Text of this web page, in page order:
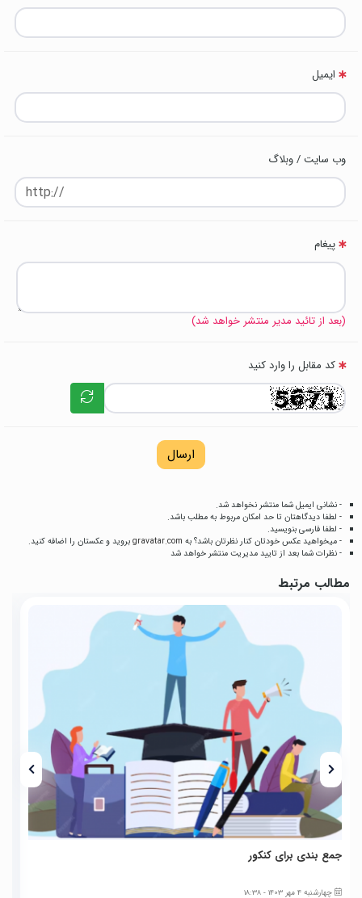
ایمیل
وب سایت / وبلاگ
پیغام
(بعد از تائید مدیر منتشر خواهد شد)
کد مقابل را وارد کنید
ارسال
- نشانی ایمیل شما منتشر نخواهد شد.
- لطفا دیدگاهتان تا حد امکان مربوط به مطلب باشد.
- لطفا فارسی بنویسید.
- میخواهید عکس خودتان کنار نظرتان باشد؟ به gravatar.com بروید و عکستان را اضافه کنید.
- نظرات شما بعد از تایید مدیریت منتشر خواهد شد
مطالب مرتبط
جمع بندی برای کنکور
چهارشنبه 4 مهر 1403 - 18:38